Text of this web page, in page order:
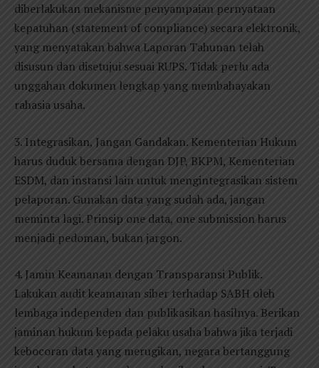
diberlakukan mekanisme penyampaian pernyataan
kepatuhan (statement of compliance) secara elektronik,
yang menyatakan bahwa Laporan Tahunan telah
disusun dan disetujui sesuai RUPS. Tidak perlu ada
unggahan dokumen lengkap yang membahayakan
rahasia usaha.
3. Integrasikan, Jangan Gandakan. Kementerian Hukum
harus duduk bersama dengan DJP, BKPM, Kementerian
ESDM, dan instansi lain untuk mengintegrasikan sistem
pelaporan. Gunakan data yang sudah ada, jangan
meminta lagi. Prinsip one data, one submission harus
menjadi pedoman, bukan jargon.
4. Jamin Keamanan dengan Transparansi Publik.
Lakukan audit keamanan siber terhadap SABH oleh
lembaga independen dan publikasikan hasilnya. Berikan
jaminan hukum kepada pelaku usaha bahwa jika terjadi
kebocoran data yang merugikan, negara bertanggung